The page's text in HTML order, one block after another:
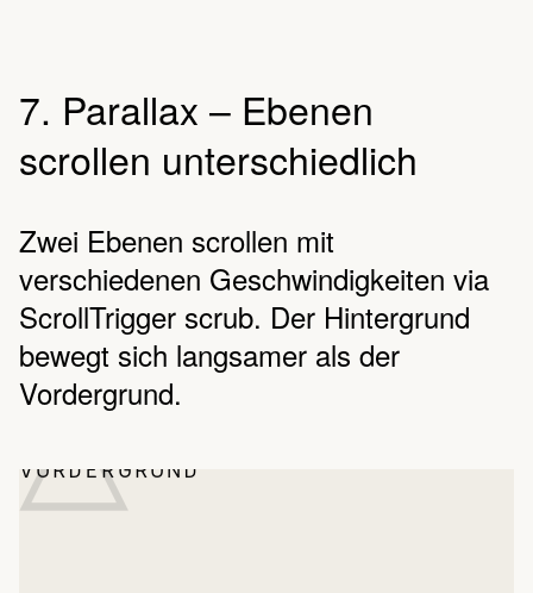
7. Parallax – Ebenen
scrollen unterschiedlich
Zwei Ebenen scrollen mit
verschiedenen Geschwindigkeiten via
ScrollTrigger scrub. Der Hintergrund
bewegt sich langsamer als der
Vordergrund.
△
VORDERGRUND